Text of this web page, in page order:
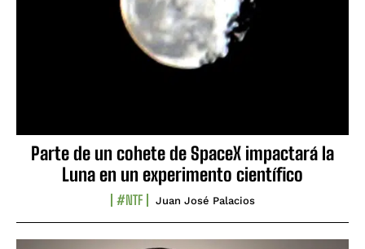
Parte de un cohete de SpaceX impactará la
Luna en un experimento científico
#NTF Juan José Palacios